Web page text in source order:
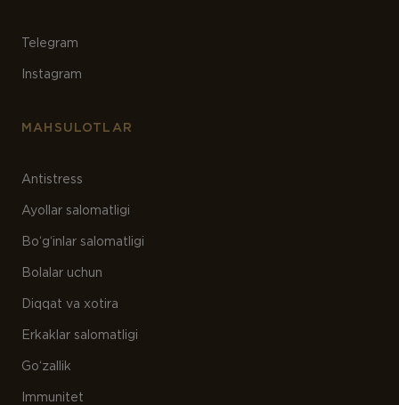
Telegram
Instagram
MAHSULOTLAR
Antistress
Ayollar salomatligi
Bo‘g‘inlar salomatligi
Bolalar uchun
Diqqat va xotira
Erkaklar salomatligi
Go‘zallik
Immunitet